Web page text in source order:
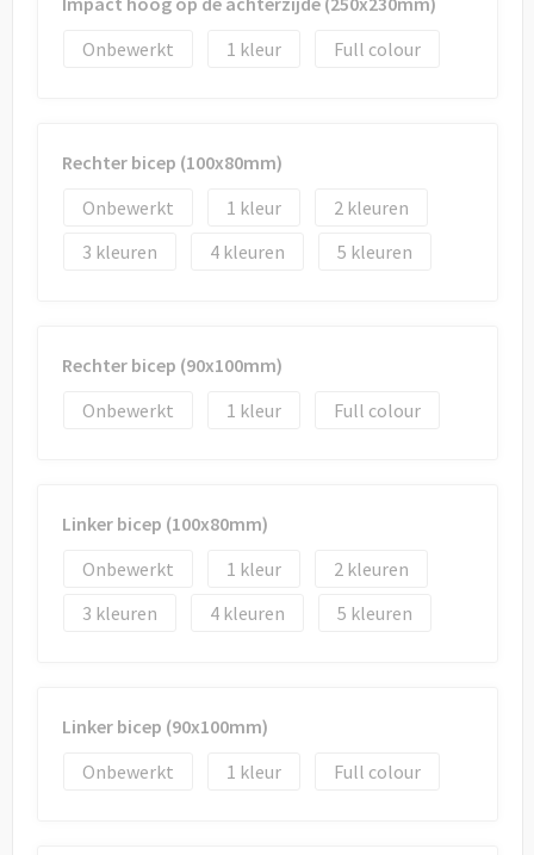
Onbewerkt
1 Full colour
Rechter bicep (100x80mm)
Onbewerkt
1
2
3
4 5
Rechter bicep (90x100mm)
Onbewerkt
1 Full colour
Linker bicep (100x80mm)
Onbewerkt
1
2
3
4 5
Linker bicep (90x100mm)
Onbewerkt
1 Full colour